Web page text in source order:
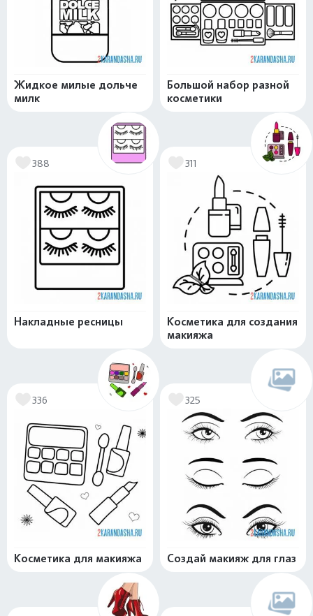
Жидкое милые дольче
милк
Большой набор разной
косметики
388
Накладные ресницы
311
Косметика для создания
макияжа
336
Косметика для макияжа
325
Создай макияж для глаз